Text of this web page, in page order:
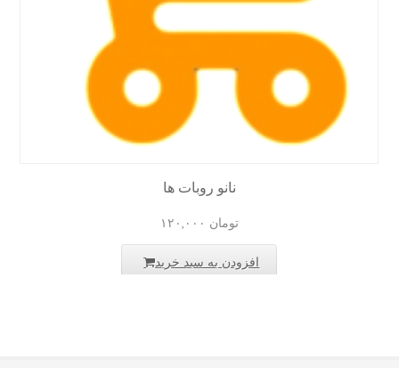
نانو روبات ها
۱۲۰,۰۰۰
افزودن به سبد خرید